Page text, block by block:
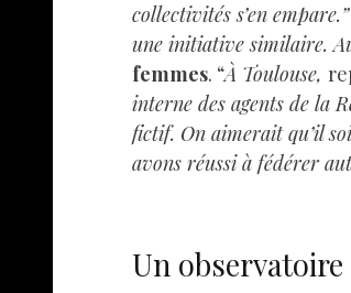
collectivités s’en
une initiative similaire.
femmes. “À Toulouse,
interne des agents de la
fictif. On aimerait qu’il
avons réussi à fédérer
Un